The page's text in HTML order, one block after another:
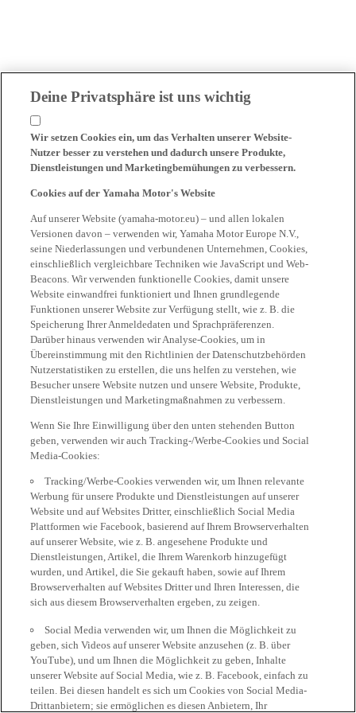
Deine Privatsphäre ist uns wichtig
Wir setzen Cookies ein, um das Verhalten unserer Website-
Nutzer besser zu verstehen und dadurch unsere Produkte,
Dienstleistungen und Marketingbemühungen zu verbessern.
Cookies auf der Yamaha Motor's Website
Auf unserer Website (yamaha-motor.eu) – und allen lokalen
Versionen davon – verwenden wir, Yamaha Motor Europe N.V.,
seine Niederlassungen und verbundenen Unternehmen, Cookies,
einschließlich vergleichbare Techniken wie JavaScript und Web-
Beacons. Wir verwenden funktionelle Cookies, damit unsere
Website einwandfrei funktioniert und Ihnen grundlegende
Funktionen unserer Website zur Verfügung stellt, wie z. B. die
Speicherung Ihrer Anmeldedaten und Sprachpräferenzen.
Darüber hinaus verwenden wir Analyse-Cookies, um in
Übereinstimmung mit den Richtlinien der Datenschutzbehörden
Nutzerstatistiken zu erstellen, die uns helfen zu verstehen, wie
Besucher unsere Website nutzen und unsere Website, Produkte,
Dienstleistungen und Marketingmaßnahmen zu verbessern.
Wenn Sie Ihre Einwilligung über den unten stehenden Button
geben, verwenden wir auch Tracking-/Werbe-Cookies und Social
Media-Cookies:
Tracking/Werbe-Cookies verwenden wir, um Ihnen relevante
Werbung für unsere Produkte und Dienstleistungen auf unserer
Website und auf Websites Dritter, einschließlich Social Media
Plattformen wie Facebook, basierend auf Ihrem Browserverhalten
auf unserer Website, wie z. B. angesehene Produkte und
Dienstleistungen, Artikel, die Ihrem Warenkorb hinzugefügt
wurden, und Artikel, die Sie gekauft haben, sowie auf Ihrem
Browserverhalten auf Websites Dritter und Ihren Interessen, die
sich aus diesem Browserverhalten ergeben, zu zeigen.
Social Media verwenden wir, um Ihnen die Möglichkeit zu
geben, sich Videos auf unserer Website anzusehen (z. B. über
YouTube), und um Ihnen die Möglichkeit zu geben, Inhalte
unserer Website auf Social Media, wie z. B. Facebook, einfach zu
teilen. Bei diesen handelt es sich um Cookies von Social Media-
Drittanbietern; sie ermöglichen es diesen Anbietern, Ihr